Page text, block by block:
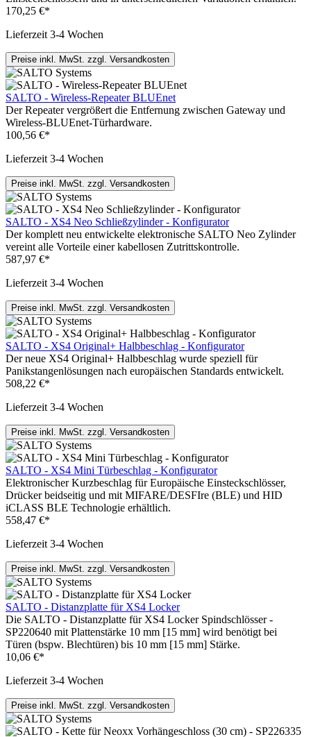
170,25 €*
Lieferzeit 3-4 Wochen
Preise inkl. MwSt. zzgl. Versandkosten
SALTO - Wireless-Repeater BLUEnet
Der Repeater vergrößert die Entfernung zwischen Gateway und
Wireless-BLUEnet-Türhardware.
100,56 €*
Lieferzeit 3-4 Wochen
Preise inkl. MwSt. zzgl. Versandkosten
SALTO - XS4 Neo Schließzylinder - Konfigurator
Der komplett neu entwickelte elektronische SALTO Neo Zylinder
vereint alle Vorteile einer kabellosen Zutrittskontrolle.
587,97 €*
Lieferzeit 3-4 Wochen
Preise inkl. MwSt. zzgl. Versandkosten
SALTO - XS4 Original+ Halbbeschlag - Konfigurator
Der neue XS4 Original+ Halbbeschlag wurde speziell für
Panikstangenlösungen nach europäischen Standards entwickelt.
508,22 €*
Lieferzeit 3-4 Wochen
Preise inkl. MwSt. zzgl. Versandkosten
SALTO - XS4 Mini Türbeschlag - Konfigurator
Elektronischer Kurzbeschlag für Europäische Einsteckschlösser,
Drücker beidseitig und mit MIFARE/DESFIre (BLE) und HID
iCLASS BLE Technologie erhältlich.
558,47 €*
Lieferzeit 3-4 Wochen
Preise inkl. MwSt. zzgl. Versandkosten
SALTO - Distanzplatte für XS4 Locker
Die SALTO - Distanzplatte für XS4 Locker Spindschlösser -
SP220640 mit Plattenstärke 10 mm [15 mm] wird benötigt bei
Türen (bspw. Blechtüren) bis 10 mm [15 mm] Stärke.
10,06 €*
Lieferzeit 3-4 Wochen
Preise inkl. MwSt. zzgl. Versandkosten